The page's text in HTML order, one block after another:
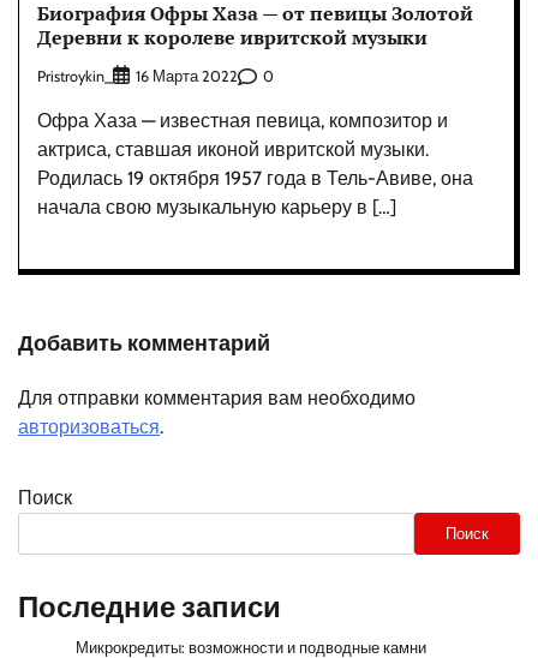
Биография Офры Хаза — от певицы Золотой
Деревни к королеве ивритской музыки
Pristroykin_ 16 Марта 2022 0
Офра Хаза — известная певица, композитор и
актриса, ставшая иконой ивритской музыки.
Родилась 19 октября 1957 года в Тель-Авиве, она
начала свою музыкальную карьеру в […]
Добавить комментарий
Для отправки комментария вам необходимо
авторизоваться.
Поиск
Поиск
Последние записи
Микрокредиты: возможности и подводные камни